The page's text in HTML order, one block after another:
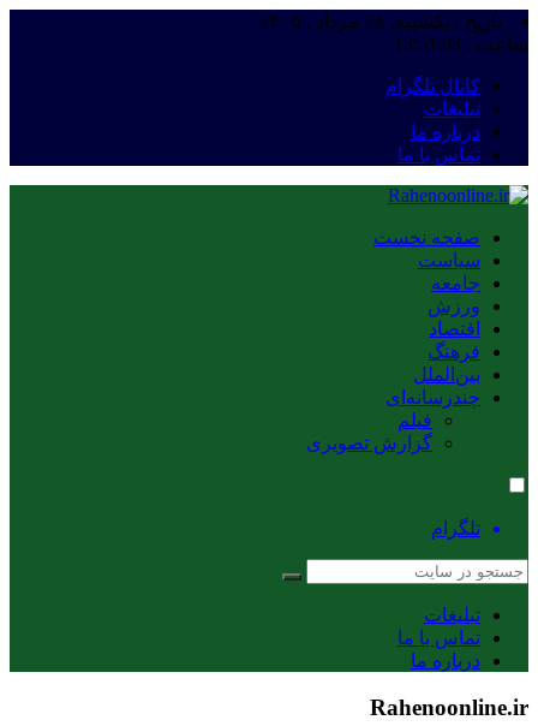
تاریخ : یکشنبه, ۱۸ مرداد , ۱۴۰۵
ساعت : 13:51:03
کانال تلگرام
تبلیغات
درباره ما
تماس با ما
صفحه نخست
سیاست
جامعه
ورزش
اقتصاد
فرهنگ
بین‌الملل
چندرسانه‌ای
فیلم
گزارش تصویری
تلگرام
تبلیغات
تماس با ما
درباره ما
Rahenoonline.ir